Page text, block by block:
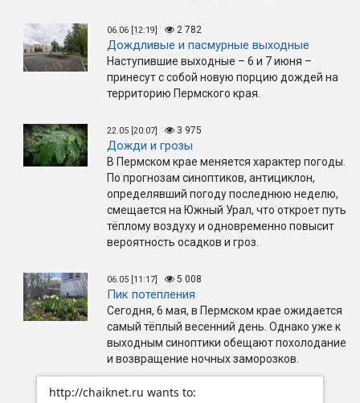
http://chaiknet.ru wants to:
06.06 [12:19] 2 782
Дождливые и пасмурные выходные
Наступившие выходные – 6 и 7 июня –
принесут с собой новую порцию дождей на
территорию Пермского края.
22.05 [20:07] 3 975
Дожди и грозы
В Пермском крае меняется характер погоды.
По прогнозам синоптиков, антициклон,
определявший погоду последнюю неделю,
смещается на Южный Урал, что откроет путь
тёплому воздуху и одновременно повысит
вероятность осадков и гроз.
06.05 [11:17] 5 008
Пик потепления
Сегодня, 6 мая, в Пермском крае ожидается
самый тёплый весенний день. Однако уже к
выходным синоптики обещают похолодание
и возвращение ночных заморозков.